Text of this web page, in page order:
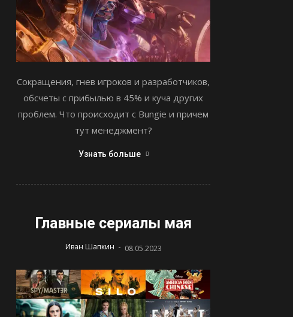
Сокращения, гнев игроков и разработчиков,
обсчеты с прибылью в 45% и куча других
проблем. Что происходит с Bungie и причем
тут менеджмент?
Узнать больше
Главные сериалы мая
Иван Шапкин - 08.05.2023